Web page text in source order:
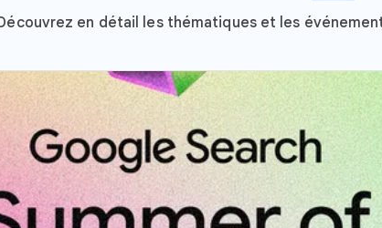
en détail les thématiques et les